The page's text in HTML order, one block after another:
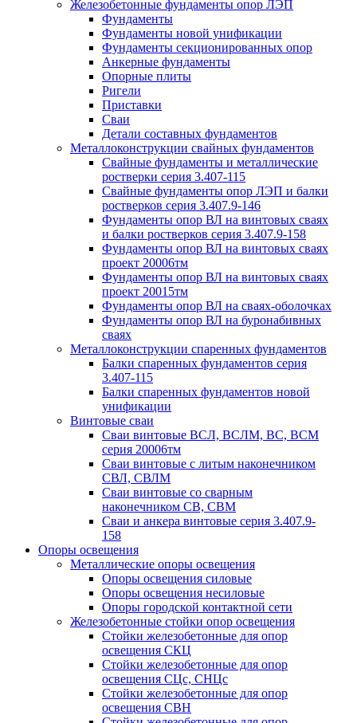
Железобетонные фундаменты опор ЛЭП
Фундаменты
Фундаменты новой унификации
Фундаменты секционированных опор
Анкерные фундаменты
Опорные плиты
Ригели
Приставки
Сваи
Детали составных фундаментов
Металлоконструкции свайных фундаментов
Свайные фундаменты и металлические
ростверки серия 3.407-115
Свайные фундаменты опор ЛЭП и балки
ростверков серия 3.407.9-146
Фундаменты опор ВЛ на винтовых сваях
и балки ростверков серия 3.407.9-158
Фундаменты опор ВЛ на винтовых сваях
проект 20006тм
Фундаменты опор ВЛ на винтовых сваях
проект 20015тм
Фундаменты опор ВЛ на сваях-оболочках
Фундаменты опор ВЛ на буронабивных
сваях
Металлоконструкции спаренных фундаментов
Балки спаренных фундаментов серия
3.407-115
Балки спаренных фундаментов новой
унификации
Винтовые сваи
Сваи винтовые ВСЛ, ВСЛМ, ВС, ВСМ
серия 20006тм
Сваи винтовые с литым наконечником
СВЛ, СВЛМ
Сваи винтовые со сварным
наконечником СВ, СВМ
Сваи и анкера винтовые серия 3.407.9-
158
Опоры освещения
Металлические опоры освещения
Опоры освещения силовые
Опоры освещения несиловые
Опоры городской контактной сети
Железобетонные стойки опор освещения
Стойки железобетонные для опор
освещения СКЦ
Стойки железобетонные для опор
освещения СЦс, СНЦс
Стойки железобетонные для опор
освещения СВН